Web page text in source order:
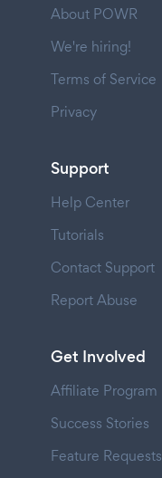
About POWR
We're hiring!
Terms of Service
Privacy
Support
Help Center
Tutorials
Contact Support
Report Abuse
Get Involved
Affiliate Program
Success Stories
Feature Requests